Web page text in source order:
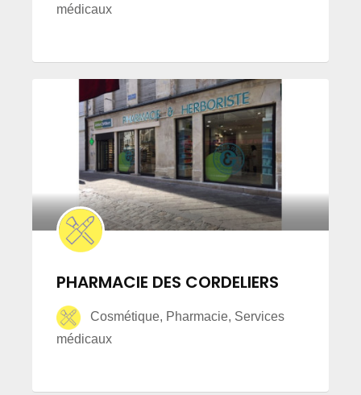
médicaux
PHARMACIE DES CORDELIERS
Cosmétique, Pharmacie, Services
médicaux